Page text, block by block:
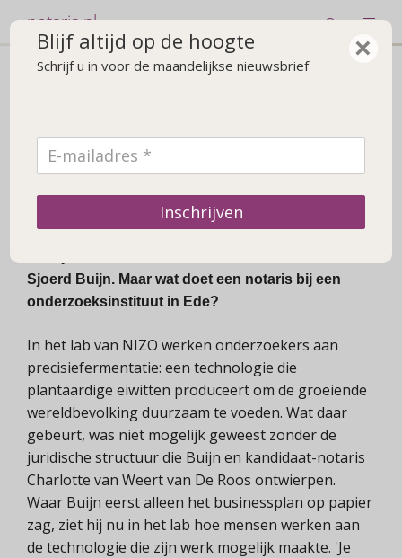
notaris.nl
Een notaris tussen de
fermentatietanks
Fermentatietanks, labapparatuur, onderzoekers in
Sjoerd Buijn. Maar wat doet een notaris bij een
onderzoeksinstituut in Ede?
In het lab van NIZO werken onderzoekers aan
precisiefermentatie: een technologie die
plantaardige eiwitten produceert om de groeiende
wereldbevolking duurzaam te voeden. Wat daar
gebeurt, was niet mogelijk geweest zonder de
juridische structuur die Buijn en kandidaat-notaris
Charlotte van Weert van De Roos ontwierpen.
Waar Buijn eerst alleen het businessplan op papier
zag, ziet hij nu in het lab hoe mensen werken aan
de technologie die zijn werk mogelijk maakte. 'Je
×
Blijf altijd op de hoogte
Schrijf u in voor de maandelijkse nieuwsbrief
Inschrijven